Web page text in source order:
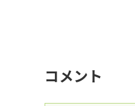
コメント